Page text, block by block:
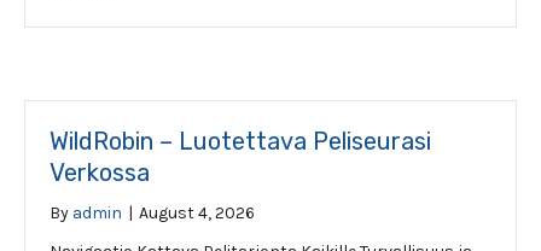
WildRobin – Luotettava Peliseurasi
Verkossa
By admin | August 4, 2026